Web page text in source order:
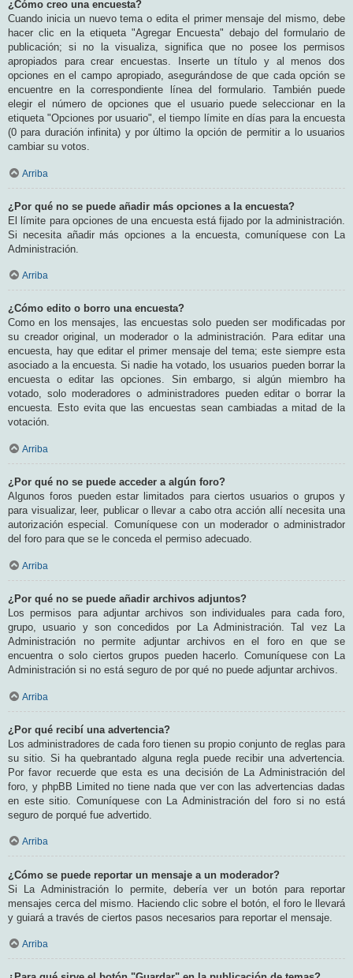
¿Cómo creo una encuesta?
Cuando inicia un nuevo tema o edita el primer mensaje del mismo, debe
hacer clic en la etiqueta "Agregar Encuesta" debajo del formulario de
publicación; si no la visualiza, significa que no posee los permisos
apropiados para crear encuestas. Inserte un título y al menos dos
opciones en el campo apropiado, asegurándose de que cada opción se
encuentre en la correspondiente línea del formulario. También puede
elegir el número de opciones que el usuario puede seleccionar en la
etiqueta "Opciones por usuario", el tiempo límite en días para la encuesta
(0 para duración infinita) y por último la opción de permitir a lo usuarios
cambiar su votos.
Arriba
¿Por qué no se puede añadir más opciones a la encuesta?
El límite para opciones de una encuesta está fijado por la administración.
Si necesita añadir más opciones a la encuesta, comuníquese con La
Administración.
Arriba
¿Cómo edito o borro una encuesta?
Como en los mensajes, las encuestas solo pueden ser modificadas por
su creador original, un moderador o la administración. Para editar una
encuesta, hay que editar el primer mensaje del tema; este siempre esta
asociado a la encuesta. Si nadie ha votado, los usuarios pueden borrar la
encuesta o editar las opciones. Sin embargo, si algún miembro ha
votado, solo moderadores o administradores pueden editar o borrar la
encuesta. Esto evita que las encuestas sean cambiadas a mitad de la
votación.
Arriba
¿Por qué no se puede acceder a algún foro?
Algunos foros pueden estar limitados para ciertos usuarios o grupos y
para visualizar, leer, publicar o llevar a cabo otra acción allí necesita una
autorización especial. Comuníquese con un moderador o administrador
del foro para que se le conceda el permiso adecuado.
Arriba
¿Por qué no se puede añadir archivos adjuntos?
Los permisos para adjuntar archivos son individuales para cada foro,
grupo, usuario y son concedidos por La Administración. Tal vez La
Administración no permite adjuntar archivos en el foro en que se
encuentra o solo ciertos grupos pueden hacerlo. Comuníquese con La
Administración si no está seguro de por qué no puede adjuntar archivos.
Arriba
¿Por qué recibí una advertencia?
Los administradores de cada foro tienen su propio conjunto de reglas para
su sitio. Si ha quebrantado alguna regla puede recibir una advertencia.
Por favor recuerde que esta es una decisión de La Administración del
foro, y phpBB Limited no tiene nada que ver con las advertencias dadas
en este sitio. Comuníquese con La Administración del foro si no está
seguro de porqué fue advertido.
Arriba
¿Cómo se puede reportar un mensaje a un moderador?
Si La Administración lo permite, debería ver un botón para reportar
mensajes cerca del mismo. Haciendo clic sobre el botón, el foro le llevará
y guiará a través de ciertos pasos necesarios para reportar el mensaje.
Arriba